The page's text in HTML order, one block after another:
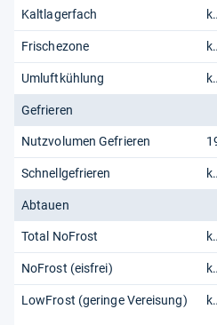
Kaltlagerfach
Frischezone
Umluftkühlung
Gefrieren
Nutzvolumen Gefrieren
Schnellgefrieren
Abtauen
Total NoFrost
NoFrost (eisfrei)
LowFrost (geringe Vereisung)